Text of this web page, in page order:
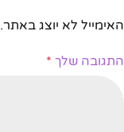
האימייל לא יוצג באתר.
התגובה שלך *